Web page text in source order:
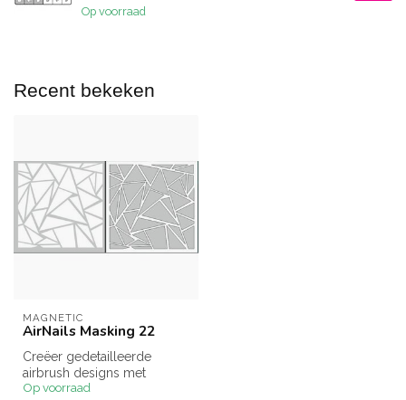
Op voorraad
Recent bekeken
MAGNETIC
AirNails Masking 22
Creëer gedetailleerde
airbrush designs met
AirNails Masking 22.
Op voorraad